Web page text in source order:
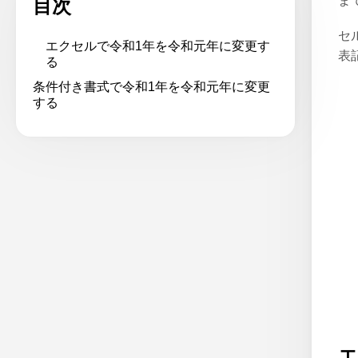
目次
エクセルで令和1年を令和元年に変更す
る
条件付き書式で令和1年を令和元年に変更
する
セ
表